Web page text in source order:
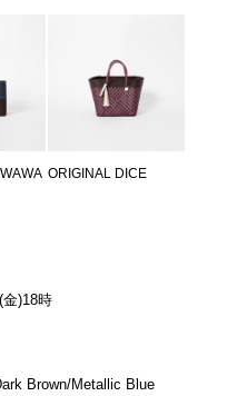
ORIGINAL DICE
)18時
Brown/Metallic Blue